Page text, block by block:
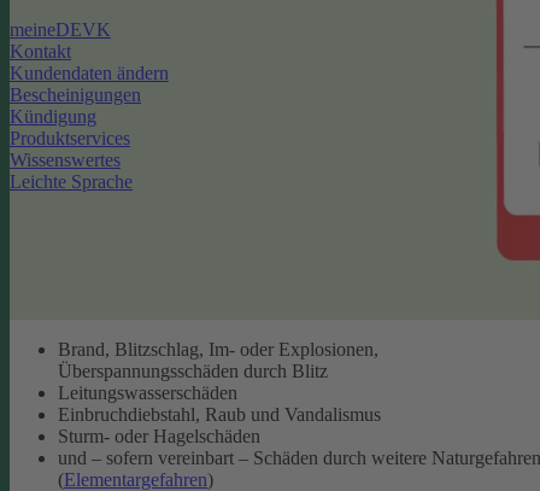
meineDEVK
Kontakt
Kundendaten ändern
Bescheinigungen
Kündigung
Produktservices
Wissenswertes
Leichte Sprache
Brand, Blitzschlag, Im- oder Explosionen,
Überspannungsschäden durch Blitz
Leitungswasserschäden
Einbruchdiebstahl, Raub und Vandalismus
Sturm- oder Hagelschäden
und – sofern vereinbart – Schäden durch weitere Naturgefahren
(Elementargefahren)